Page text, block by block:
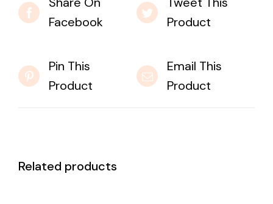
Facebook
Product
Pin This
Product
Email This
Product
Related products